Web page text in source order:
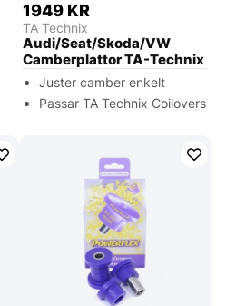
1949 KR
TA Technix
Audi/Seat/Skoda/VW
Camberplattor TA-Technix
Juster camber enkelt
Passar TA Technix Coilovers